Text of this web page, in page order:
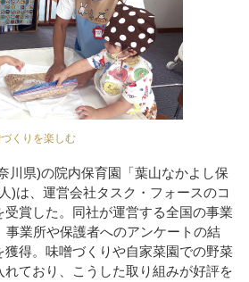
くりを楽しむ
川県)の院内保育園「葉山なかよし保
)は、運営会社タスク・フォースのコ
受賞した。同社が運営する全国の事業
事業所や保護者へのアンケートの結
得。味噌づくりや自家菜園での野菜
ており、こうした取り組みが好評を